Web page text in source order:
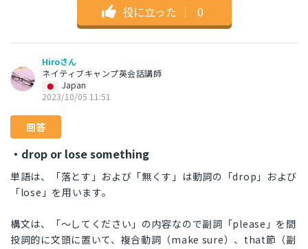
役に立った ｜ 0
Hiroさん
ネイティブキャンプ英会話講師
Japan
2023/10/05 11:51
回答
・drop or lose something
単語は、「落とす」および「無くす」は動詞の「drop」および
「lose」を用います。
構文は、「～してください」の内容なので副詞「please」を間
投詞的に文頭に置いて、複合動詞（make sure）、that節（副